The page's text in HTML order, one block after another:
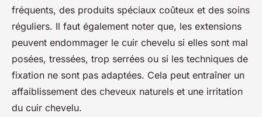
fréquents, des produits spéciaux coûteux et des soins
réguliers. Il faut également noter que, les extensions
peuvent endommager le cuir chevelu si elles sont mal
posées, tressées, trop serrées ou si les techniques de
fixation ne sont pas adaptées. Cela peut entraîner un
affaiblissement des cheveux naturels et une irritation
du cuir chevelu.